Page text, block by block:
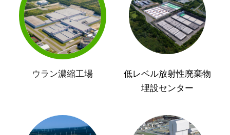
ウラン濃縮工場
低レベル放射性廃棄物
埋設センター